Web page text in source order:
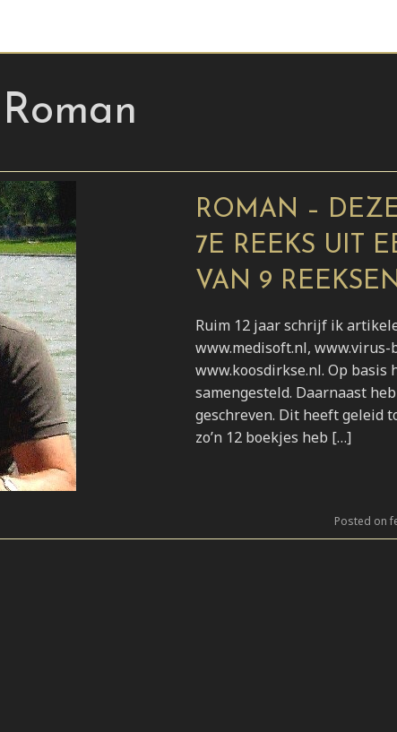
Roman
ROMAN –
7E REEKS UIT
VAN 9 REEKSEN
Ruim 12 jaar schrijf ik
www.medisoft.nl, www.virus-
www.koosdirkse.nl. Op basis
samengesteld. Daarnaast
geschreven. Dit heeft geleid
zo’n 12 boekjes heb […]
Posted on